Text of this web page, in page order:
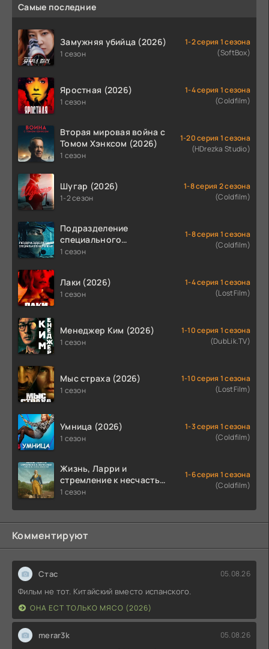
Самые последние
Замужняя убийца (2026)
1 сезон
1-2 серия 1 сезона
(SoftBox)
Яростная (2026)
1 сезон
1-4 серия 1 сезона
(Coldfilm)
Вторая мировая война с
Томом Хэнксом (2026)
1 сезон
1-20 серия 1 сезона
(HDrezka Studio)
Шугар (2026)
1-2 сезон
1-8 серия 2 сезона
(Coldfilm)
Подразделение
специального
назначения (2026)
1 сезон
1-8 серия 1 сезона
(Coldfilm)
Лаки (2026)
1 сезон
1-4 серия 1 сезона
(LostFilm)
Менеджер Ким (2026)
1 сезон
1-10 серия 1 сезона
(DubLik.TV)
Мыс страха (2026)
1 сезон
1-10 серия 1 сезона
(LostFilm)
Умница (2026)
1 сезон
1-3 серия 1 сезона
(Coldfilm)
Жизнь, Ларри и
стремление к несчастью:
Почти история Америки
1 сезон
1-6 серия 1 сезона
(Coldfilm)
Комментируют
Стас 05.08.26
Фильм не тот. Китайский вместо испанского.
ОНА ЕСТ ТОЛЬКО МЯСО (2026)
merar3k 05.08.26